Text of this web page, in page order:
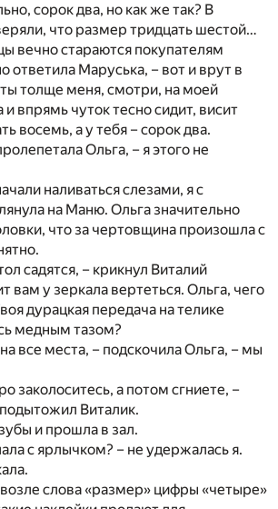
сорок два, но как же так? В
что размер тридцать шестой…
вечно стараются покупателям
ответила Маруська, – вот и врут в
ты толще меня, смотри, на моей
и впрямь чуток тесно сидит, висит
восемь, а у тебя – сорок два.
Ольга, – я этого не
наливаться слезами, я с
на Маню. Ольга значительно
что за чертовщина произошла с
садятся, – крикнул Виталий
вам у зеркала вертеться. Ольга, чего
дурацкая передача на телике
медным тазом?
все места, – подскочила Ольга, – мы
заколоситесь, а потом сгниете, –
Виталик.
и прошла в зал.
с ярлычком? – не удержалась я.
слова «размер» цифры «четыре»